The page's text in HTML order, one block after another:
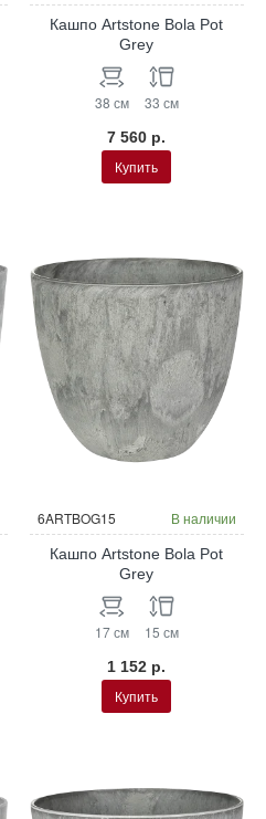
Кашпо Artstone Bola Pot
Grey
38 см 33 см
7 560 р.
Купить
6ARTBOG15 В наличии
Кашпо Artstone Bola Pot
Grey
17 см 15 см
1 152 р.
Купить